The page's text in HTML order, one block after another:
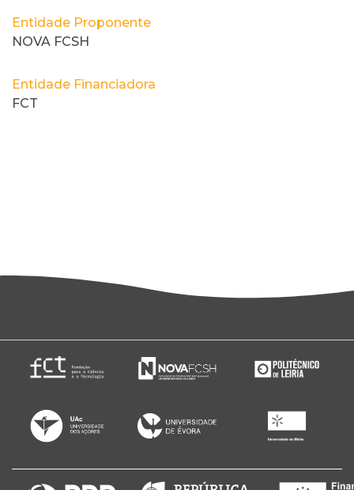
Entidade Proponente
NOVA FCSH
Entidade Financiadora
FCT